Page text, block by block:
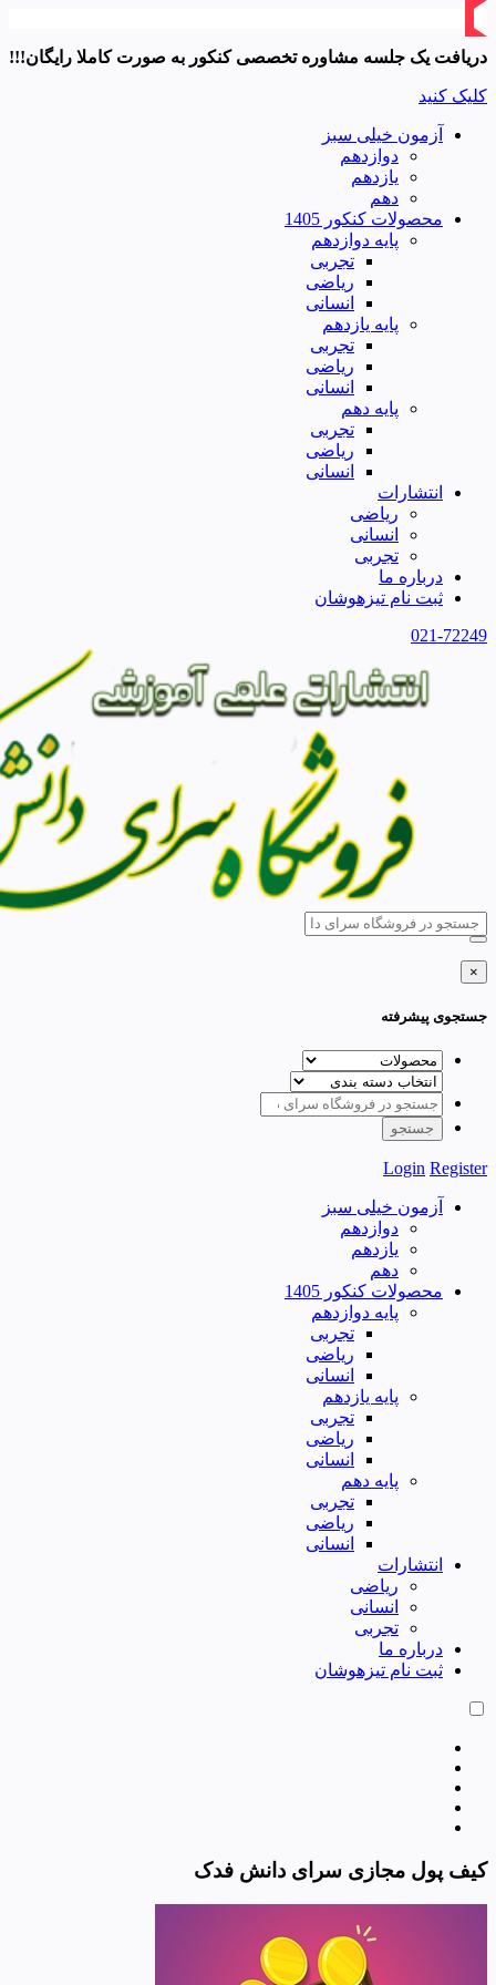
دریافت یک جلسه مشاوره تخصصی کنکور به صورت کاملا رایگان!!!
کلیک کنید
آزمون خیلی سبز
دوازدهم
یازدهم
دهم
محصولات کنکور 1405
پایه دوازدهم
تجربی
ریاضی
انسانی
پایه یازدهم
تجربی
ریاضی
انسانی
پایه دهم
تجربی
ریاضی
انسانی
انتشارات
ریاضی
انسانی
تجربی
درباره ما
ثبت نام تیزهوشان
021-72249
×
جستجوی پیشرفته
Login Register
آزمون خیلی سبز
دوازدهم
یازدهم
دهم
محصولات کنکور 1405
پایه دوازدهم
تجربی
ریاضی
انسانی
پایه یازدهم
تجربی
ریاضی
انسانی
پایه دهم
تجربی
ریاضی
انسانی
انتشارات
ریاضی
انسانی
تجربی
درباره ما
ثبت نام تیزهوشان
کیف پول مجازی سرای دانش فدک